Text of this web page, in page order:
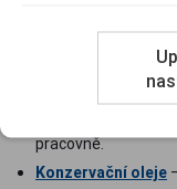
Co se k
pracovně.
Konzervační oleje